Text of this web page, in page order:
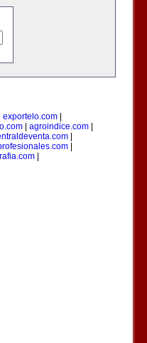
exportelo.com
| agroindice.com|
|